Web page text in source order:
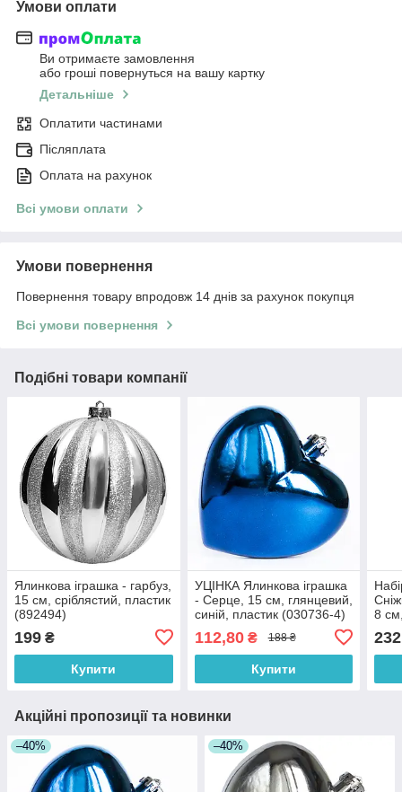
Умови оплати
Ви отримаєте замовлення
або гроші повернуться на вашу картку
Детальніше
Оплатити частинами
Післяплата
Оплата на рахунок
Всі умови оплати
Умови повернення
Повернення товару впродовж 14 днів за рахунок покупця
Всі умови повернення
Подібні товари компанії
Ялинкова іграшка - гарбуз,
15 см, сріблястий, пластик
(892494)
199 ₴
Купити
УЦІНКА Ялинкова іграшка
- Серце, 15 см, глянцевий,
синій, пластик (030736-4)
112,80₴ 188 ₴
Купити
8
232
Акційні пропозиції та новинки
–40% –40%